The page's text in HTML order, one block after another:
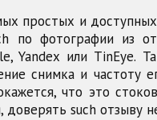
простых и
по фотографии из
Yandex или TinEye.
снимка и частоту
что это
доверять such отзыву